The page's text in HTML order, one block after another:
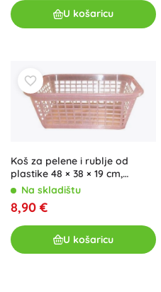
U košaricu
Koš za pelene i rublje od
plastike 48 × 38 × 19 cm,
mješavina boja
Na skladištu
8,90 €
U košaricu